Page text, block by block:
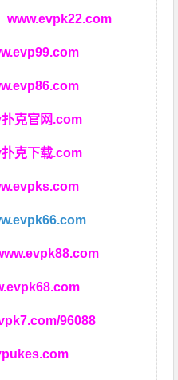
www.evpk22.com
克官网.com
克下载.com
96088